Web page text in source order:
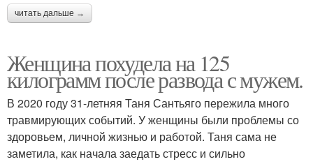
читать дальше →
Женщина похудела на 125
килограмм после развода с мужем.
В 2020 году 31-летняя Таня Сантьяго пережила много
травмирующих событий. У женщины были проблемы со
здоровьем, личной жизнью и работой. Таня сама не
заметила, как начала заедать стресс и сильно